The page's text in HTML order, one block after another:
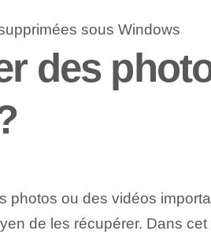
des
ou des vidéos
de les récupérer. Dans